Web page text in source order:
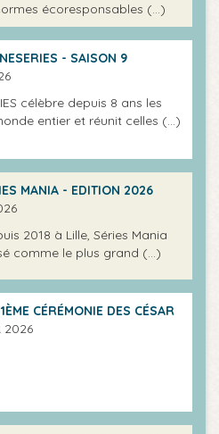
écoresponsables (…)
- SAISON 9
célèbre depuis 8 ans les
entier et réunit celles (…)
MANIA - EDITION 2026
2018 à Lille, Séries Mania
comme le plus grand (…)
CÉRÉMONIE DES CÉSAR
2026